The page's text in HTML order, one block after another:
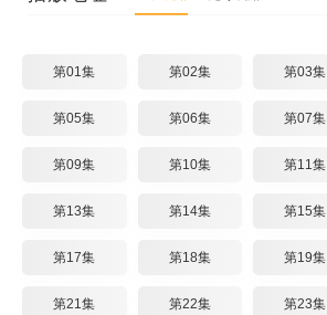
第01集 第02集 第03集
第05集 第06集 第07集
第09集 第10集 第11集
第13集 第14集 第15集
第17集 第18集 第19集
第21集 第22集 第23集